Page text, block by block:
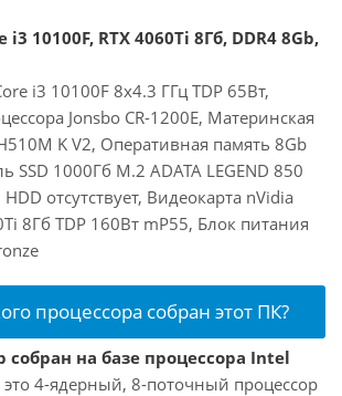
10100F, RTX 4060Ti 8Гб, DDR4 8Gb,
i3 10100F 8x4.3 ГГц TDP 65Вт,
Jonsbo CR-1200E, Материнская
K V2, Оперативная память 8Gb
SSD 1000Гб M.2 ADATA LEGEND 850
отсутствует, Видеокарта nVidia
8Гб TDP 160Вт mP55, Блок питания
процессора собран этот ПК?
собран на базе процессора Intel
это 4-ядерный, 8-поточный процессор